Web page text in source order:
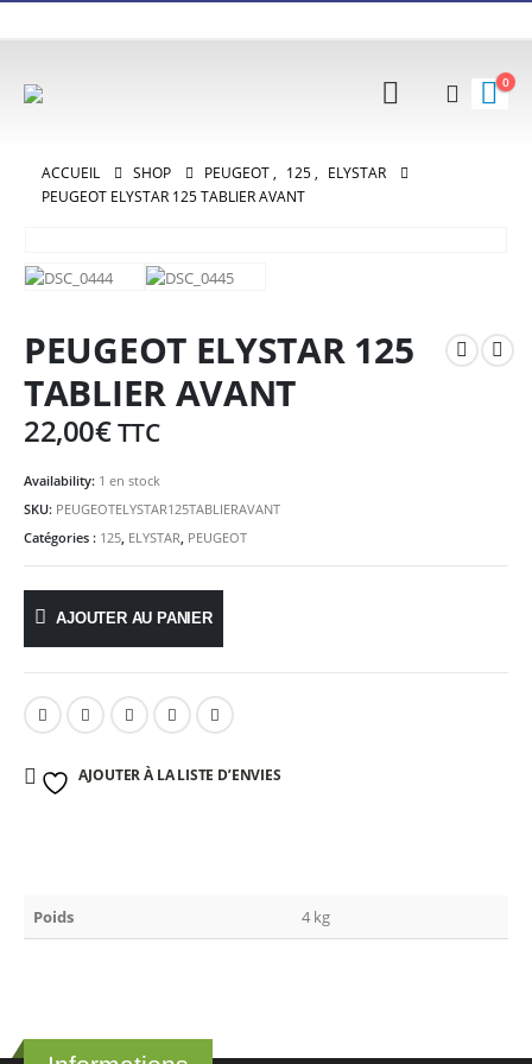
0
ACCUEIL SHOP PEUGEOT, 125, ELYSTAR
PEUGEOT ELYSTAR 125 TABLIER AVANT
PEUGEOT ELYSTAR 125
TABLIER AVANT
22,00€ TTC
Availability: 1 en stock
SKU: PEUGEOTELYSTAR125TABLIERAVANT
Catégories : 125 ELYSTAR PEUGEOT
AJOUTER AU PANIER
AJOUTER À LA LISTE D’ENVIES
Poids 4 kg